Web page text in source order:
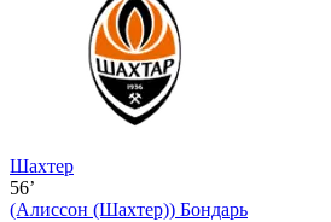
Шахтер
56’
(Алиссон (Шахтер)) Бондарь